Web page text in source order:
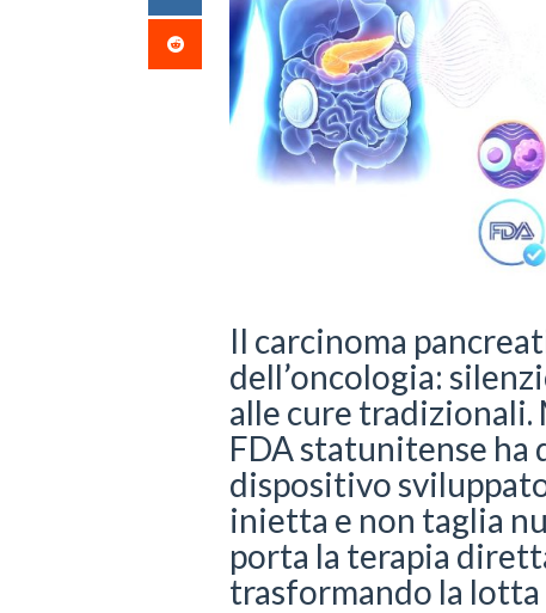
Il carcinoma
dell’oncologia:
alle cure tradizionali.
FDA statunitense ha
dispositivo
inietta e non taglia
porta la terapia
trasformando la